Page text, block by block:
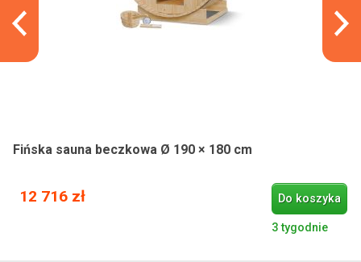
Fińska sauna beczkowa Ø 190 × 180 cm
12 716 zł Do koszyka
3 tygodnie